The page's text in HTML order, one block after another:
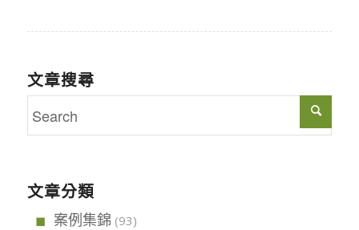
文章搜尋
文章分類
案例集錦 (93)